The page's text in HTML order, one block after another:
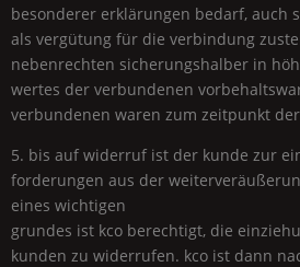
besonderer erklärungen bedarf, auch
als vergütung für die verbindung
nebenrechten sicherungshalber in
wertes der verbundenen
verbundenen waren zum zeitpunkt
5. bis auf widerruf ist der kunde zur
forderungen aus der
eines wichtigen
grundes ist kco berechtigt, die
kunden zu widerrufen. kco ist dann